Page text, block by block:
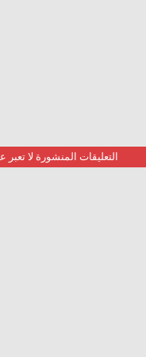
التعليقات المنشورة لا